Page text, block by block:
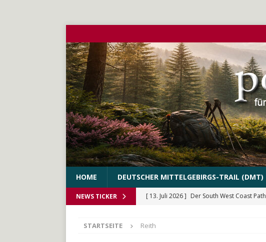
HOME DEUTSCHER MITTELGEBIRGS-TRAIL (DMT)
NEWS TICKER [ 13. Juli 2026 ] Der South West Coast Path
[ 27. Mai 2026 ]
STARTSEITE Reith